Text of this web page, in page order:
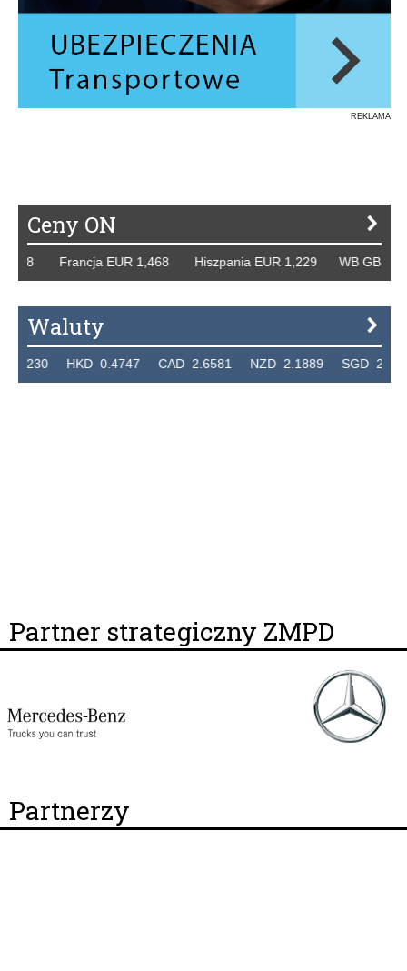
REKLAMA
Ceny ON
Francja EUR 1,468 Hiszpania EUR 1,229 WB GBP
Waluty
HKD 0.4747 CAD 2.6581 NZD 2.1889 SGD 2.9048
Partner strategiczny ZMPD
Partnerzy